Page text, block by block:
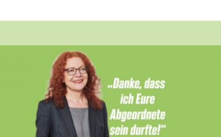
Instagram